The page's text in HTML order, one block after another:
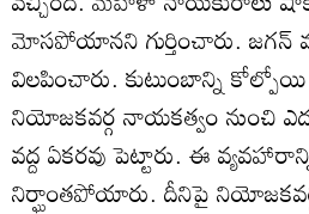
మోసపోయానని గుర్తించారు. జగన్‌
విలపించారు. కుటుంబాన్ని కోల్పోయి
నియోజకవర్గ నాయకత్వం నుంచి
వద్ద ఏకరవు పెట్టారు. ఈ
నిర్ఘాంతపోయారు. దీనిపై